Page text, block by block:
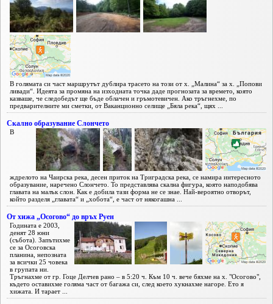
В голямата си част маршрутът дублира трасето на този от х. „Малина“ за х. „Попови
ливади“. Идеята за промяна на изходната точка даде прогнозата за времето, която
казваше, че следобедът ще бъде облачен и гръмотевичен. Ако тръгнехме, по
предварителните ми сметки, от Ваканционно селище „Бяла река“, щях ...
Скално образувание Слончето
В
ждрелото на Чаирска река, десен приток на Триградска река, се намира интересното
образувание, наречено Слончето. То представлява скална фигура, която наподобява
главата на малък слон. Как е добила тази форма не се знае. Най-вероятно отворът,
който разделя „главата“ и „хобота“, е част от някогашна ...
От хижа „Осогово“ до връх Руен
Годината е 2003,
денят 28 юни
(събота). Запътихме
се за Осоговска
планина, непозната
за всички 25 човека
в групата ни.
Тръгнахме от гр. Гоце Делчев рано – в 5:20 ч. Към 10 ч. вече бяхме на х. "Осогово",
където оставихме голяма част от багажа си, след което хукнахме нагоре. Ето я
хижата. И тарает ...